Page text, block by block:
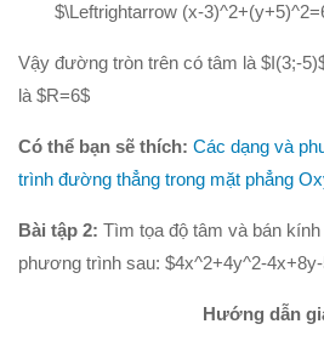
Đề thi thử thpt quốc gia 2018
Bài tập trắc nghiệm
$\Leftrightarrow (x-
Vậy đường tròn trên có tâm là $I(3;-
là $R=6$
Có thể bạn sẽ thích: Các dạng và
trình đường thẳng trong mặt phẳng
Bài tập 2: Tìm tọa độ tâm và bán
phương trình sau: $4x^2+4y^2-
Hướng dẫn